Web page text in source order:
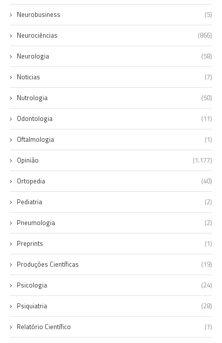
Neurobusiness (5)
Neurociências (866)
Neurologia (58)
Noticias (7)
Nutrologia (50)
Odontologia (11)
Oftalmologia (1)
Opinião (1.177)
Ortopedia (40)
Pediatria (2)
Pneumologia (2)
Preprints (1)
Produções Científicas (19)
Psicologia (24)
Psiquiatria (28)
Relatório Científico (1)